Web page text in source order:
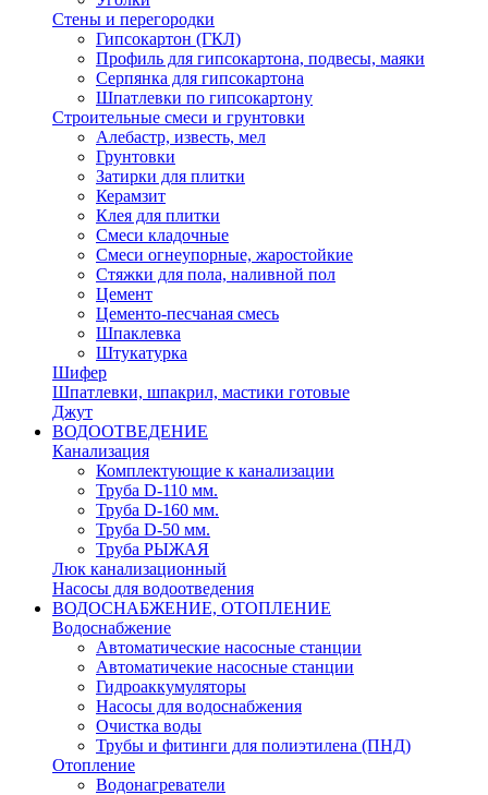
Стены и перегородки
Гипсокартон (ГКЛ)
Профиль для гипсокартона, подвесы, маяки
Серпянка для гипсокартона
Шпатлевки по гипсокартону
Строительные смеси и грунтовки
Алебастр, известь, мел
Грунтовки
Затирки для плитки
Керамзит
Клея для плитки
Смеси кладочные
Смеси огнеупорные, жаростойкие
Стяжки для пола, наливной пол
Цемент
Цементо-песчаная смесь
Шпаклевка
Штукатурка
Шифер
Шпатлевки, шпакрил, мастики готовые
Джут
ВОДООТВЕДЕНИЕ
Канализация
Комплектующие к канализации
Труба D-110 мм.
Труба D-160 мм.
Труба D-50 мм.
Труба РЫЖАЯ
Люк канализационный
Насосы для водоотведения
ВОДОСНАБЖЕНИЕ, ОТОПЛЕНИЕ
Водоснабжение
Автоматичеcкие насосные станции
Автоматичекие насосные станции
Гидроаккумуляторы
Насосы для водоснабжения
Очистка воды
Трубы и фитинги для полиэтилена (ПНД)
Отопление
Водонагреватели